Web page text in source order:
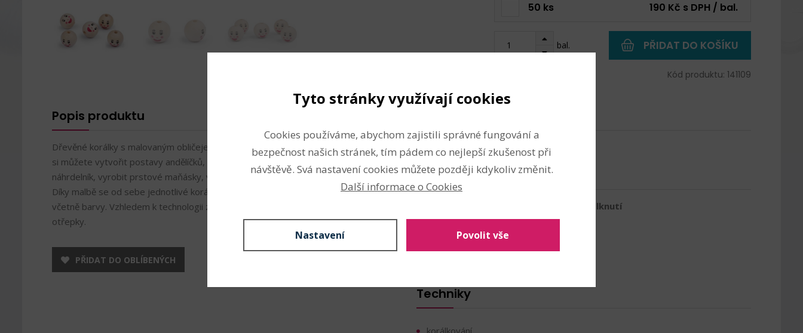
50 ks 190 Kč s DPH / bal.
bal. PŘIDAT DO KOŠÍKU
Kód produktu: 141109
Popis produktu
Dřevěné korálky s malovaným obličejem jsou přírodní, nelakované. S jejich pomocí
si můžete vytvořit postavy andělíčků, uháčkovat panáčka, vytvořit veselý
náhrdelník, vyrobit prstové maňásky, veselé zápichy do květináče apod.
Díky malbě se od sebe jednotlivé korálky mohou lišit. Může se lišit i kresba dřeva,
včetně barvy. Vzhledem k technologii zpracování dřeva mohou být okolo průvleků
otřepky.
PŘIDAT DO OBLÍBENÝCH
dřevo
Vlastnosti
nebezpečí spolknutí
Průměr:22 mm
5 mm
Nelakované dřevo
Techniky
korálkování
Tyto stránky využívají cookies
Cookies používáme, abychom zajistili správné fungování a
bezpečnost našich stránek, tím pádem co nejlepší zkušenost při
návštěvě. Svá nastavení cookies můžete později kdykoliv změnit.
Další informace o Cookies
Nastavení Povolit vše